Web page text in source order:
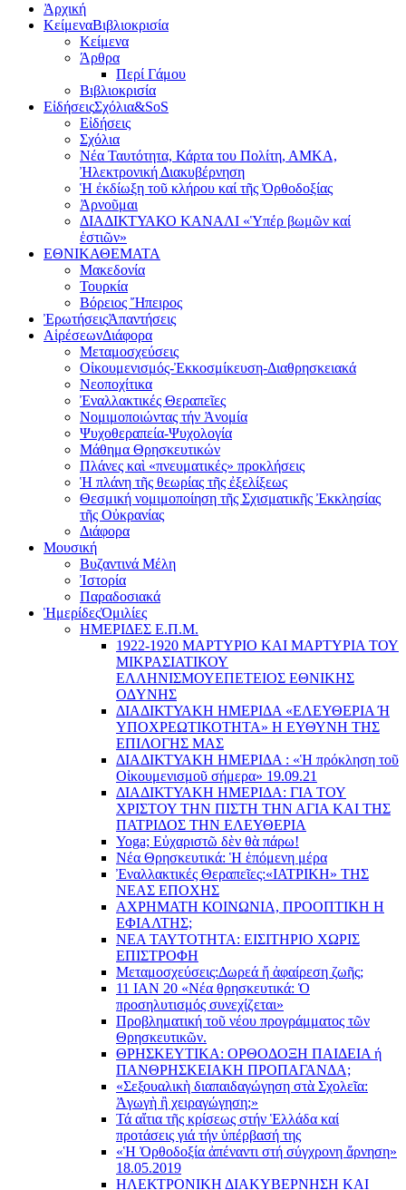
Ἀρχική
ΚείμεναΒιβλιοκρισία
Κείμενα
Άρθρα
Περί Γάμου
Βιβλιοκρισία
ΕἰδήσειςΣχόλια&SoS
Εἰδήσεις
Σχόλια
Νέα Ταυτότητα, Κάρτα του Πολίτη, ΑΜΚΑ,
Ἠλεκτρονική Διακυβέρνηση
Ἡ ἐκδίωξη τοῦ κλήρου καί τῆς Ὀρθοδοξίας
Ἀρνοῦμαι
ΔΙΑΔΙΚΤΥΑΚΟ ΚΑΝΑΛΙ «Ὑπέρ βωμῶν καί
ἑστιῶν»
ΕΘΝΙΚΑΘΕΜΑΤΑ
Μακεδονία
Τουρκία
Βόρειος Ἤπειρος
ἘρωτήσειςἈπαντήσεις
ΑἱρέσεωνΔιάφορα
Μεταμοσχεύσεις
Οἰκουμενισμός-Ἐκκοσμίκευση-Διαθρησκειακά
Νεοποχίτικα
Ἐναλλακτικές Θεραπεῖες
Νομιμοποιώντας τήν Ἀνομία
Ψυχοθεραπεία-Ψυχολογία
Μάθημα Θρησκευτικών
Πλάνες καὶ «πνευματικές» προκλήσεις
Ἡ πλάνη τῆς θεωρίας τῆς ἐξελίξεως
Θεσμική νομιμοποίηση τῆς Σχισματικῆς Ἐκκλησίας
τῆς Οὐκρανίας
Διάφορα
Μουσική
Βυζαντινά Μέλη
Ἰστορία
Παραδοσιακά
ἩμερίδεςὉμιλίες
ΗΜΕΡΙΔΕΣ Ε.Π.Μ.
1922-1920 ΜΑΡΤΥΡΙΟ ΚΑI ΜΑΡΤΥΡIΑ ΤΟΥ
ΜΙΚΡΑΣΙΑΤΙΚΟΥ
EΛΛΗΝΙΣΜΟΥEΠEΤΕΙΟΣ EΘΝΙΚHΣ
O∆YΝΗΣ
ΔΙΑΔΙΚΤΥΑΚΗ ΗΜΕΡΙΔΑ «EΛΕΥΘΕΡΙΑ Ή
YΠΟΧΡΕΩΤΙΚΟΤΗΤΑ» Η ΕΥΘΥΝΗ ΤΗΣ
EΠΙΛΟΓΗΣ ΜΑΣ
ΔΙΑΔΙΚΤΥΑΚΗ ΗΜΕΡΙΔΑ : «Ἡ πρόκληση τοῦ
Οἰκουμενισμοῦ σήμερα» 19.09.21
ΔΙΑΔΙΚΤΥΑΚΗ ΗΜΕΡΙΔΑ: ΓΙΑ ΤΟΥ
ΧΡΙΣΤΟΥ ΤΗΝ ΠΙΣΤΗ ΤΗΝ ΑΓΙΑ ΚΑΙ ΤΗΣ
ΠΑΤΡΙΔΟΣ ΤΗΝ ΕΛΕΥΘΕΡΙΑ
Yoga; Εὐχαριστῶ δὲν θὰ πάρω!
Νέα Θρησκευτικά: Ἡ ἑπόμενη μέρα
Ἐναλλακτικές Θεραπεῖες:«ΙΑΤΡΙΚΗ» ΤΗΣ
ΝΕΑΣ ΕΠΟΧΗΣ
ΑΧΡΗΜΑΤΗ ΚΟΙΝΩΝΙΑ, ΠΡΟΟΠΤΙΚΗ Η
ΕΦΙΑΛΤΗΣ;
ΝΕΑ ΤΑΥΤΟΤΗΤΑ: ΕΙΣΙΤΗΡΙΟ ΧΩΡΙΣ
ΕΠΙΣΤΡΟΦΗ
Μεταμοσχεύσεις:Δωρεά ἤ ἀφαίρεση ζωῆς;
11 ΙΑΝ 20 «Νέα θρησκευτικά: Ὁ
προσηλυτισμός συνεχίζεται»
Προβληματική τοῦ νέου προγράμματος τῶν
Θρησκευτικῶν.
ΘΡΗΣΚΕΥΤΙΚΑ: ΟΡΘΟΔΟΞΗ ΠΑΙΔΕΙΑ ή
ΠΑΝΘΡΗΣΚΕΙΑΚΗ ΠΡΟΠΑΓΑΝΔΑ;
«Σεξουαλικὴ διαπαιδαγώγηση στὰ Σχολεῖα:
Ἀγωγὴ ἢ χειραγώγηση;»
Τά αἴτια τῆς κρίσεως στήν Ἑλλάδα καί
προτάσεις γιά τήν ὑπέρβασή της
«Ἡ Ὀρθοδοξία ἀπέναντι στή σύγχρονη ἄρνηση»
18.05.2019
ΗΛΕΚΤΡΟΝΙΚΗ ΔΙΑΚΥΒΕΡΝΗΣΗ ΚΑΙ